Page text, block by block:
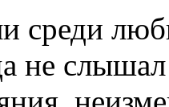
среди
не